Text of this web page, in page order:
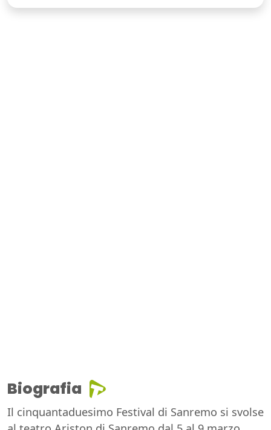
Biografia
Il cinquantaduesimo Festival di Sanremo si svolse